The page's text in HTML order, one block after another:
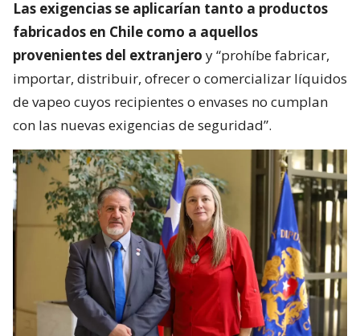
Las exigencias se aplicarían tanto a productos
fabricados en Chile como a aquellos
provenientes del extranjero y “prohíbe fabricar,
importar, distribuir, ofrecer o comercializar líquidos
de vapeo cuyos recipientes o envases no cumplan
con las nuevas exigencias de seguridad”.